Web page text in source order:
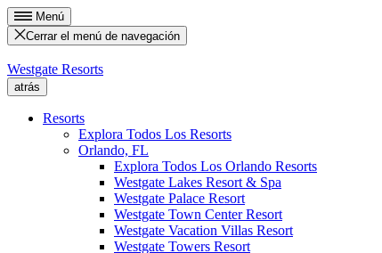
Menú
Cerrar el menú de navegación
Westgate Resorts
atrás
Resorts
Explora Todos Los Resorts
Orlando, FL
Explora Todos Los Orlando Resorts
Westgate Lakes Resort & Spa
Westgate Palace Resort
Westgate Town Center Resort
Westgate Vacation Villas Resort
Westgate Towers Resort